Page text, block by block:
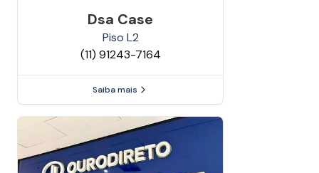
Dsa Case
Piso L2
(11) 91243-7164
Saiba mais